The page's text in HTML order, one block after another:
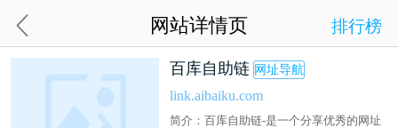
网站详情页 排行榜
百库自助链 网址导航
link.aibaiku.com
简介：百库自助链-是一个分享优秀的网址